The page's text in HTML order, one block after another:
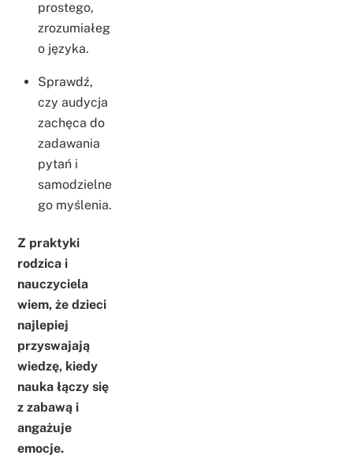
prostego,
zrozumiałeg
o języka.
Sprawdź,
czy audycja
zachęca do
zadawania
pytań i
samodzielne
go myślenia.
Z praktyki
rodzica i
nauczyciela
wiem, że dzieci
najlepiej
przyswajają
wiedzę, kiedy
nauka łączy się
z zabawą i
angażuje
emocje.